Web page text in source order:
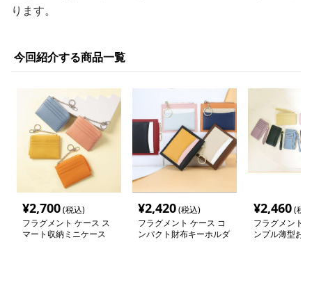
ります。
今回紹介する商品一覧
¥2,700(税込)
フラグメント ケース ス
マート収納ミニケース
¥2,420(税込)
フラグメント ケース コ
ンパクト財布キーホルダ
¥2,460(税
フラグメント
ンプル薄型お